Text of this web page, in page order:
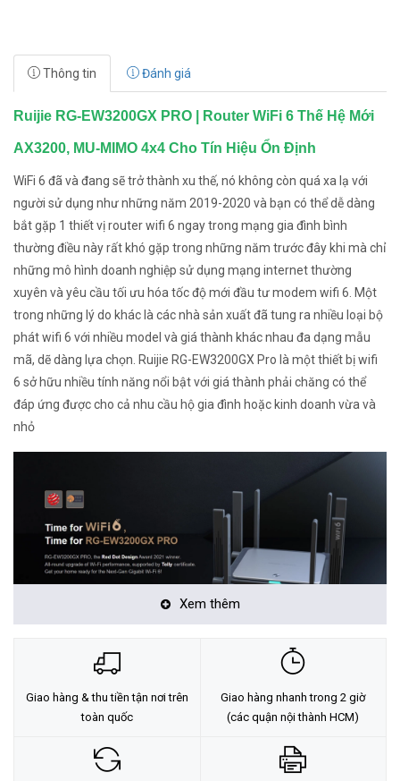
Thông tin Đánh giá
Ruijie RG-EW3200GX PRO | Router WiFi 6 Thế Hệ Mới
AX3200, MU-MIMO 4x4 Cho Tín Hiệu Ổn Định
WiFi 6 đã và đang sẽ trở thành xu thế, nó không còn quá xa lạ với
người sử dụng như những năm 2019-2020 và bạn có thể dễ dàng
bắt gặp 1 thiết vị router wifi 6 ngay trong mạng gia đình bình
thường điều này rất khó gặp trong những năm trước đây khi mà chỉ
những mô hình doanh nghiệp sử dụng mạng internet thường
xuyên và yêu cầu tối ưu hóa tốc độ mới đầu tư modem wifi 6. Một
trong những lý do khác là các nhà sản xuất đã tung ra nhiều loại bộ
phát wifi 6 với nhiều model và giá thành khác nhau đa dạng mẫu
mã, dẽ dàng lựa chọn. Ruijie RG-EW3200GX Pro là một thiết bị wifi
6 sở hữu nhiều tính năng nổi bật với giá thành phải chăng có thể
đáp ứng được cho cả nhu cầu hộ gia đình hoặc kinh doanh vừa và
nhỏ
Vậy những đặc điểm nào của Ruijie RG-EW3200GX mà bạn nên
Được hỗ trợ bởi Chipset cấp doanh nghiệp
Tolly chứng minh rằng EW3200GX PRO thể hiện hiệu suất mạng ổn
Xem thêm
Giao hàng & thu tiền tận nơi trên
toàn quốc
Giao hàng nhanh trong 2 giờ
(các quận nội thành HCM)